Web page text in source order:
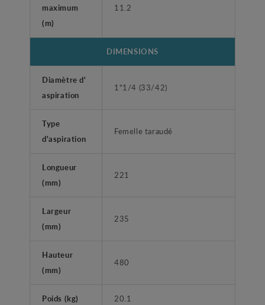
maximum
(m)
11.2
DIMENSIONS
Diamètre d'
aspiration
1"1/4 (33/42)
Type
d'aspiration
Femelle taraudé
Longueur
(mm)
221
Largeur
(mm)
235
Hauteur
(mm)
480
Poids (kg) 20.1